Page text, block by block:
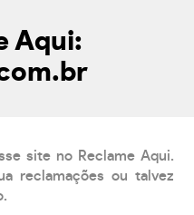
Aqui:
site no Reclame Aqui.
reclamações ou talvez